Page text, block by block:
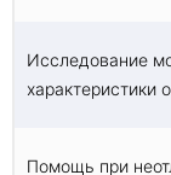
Исследование
характеристики
Помощь при